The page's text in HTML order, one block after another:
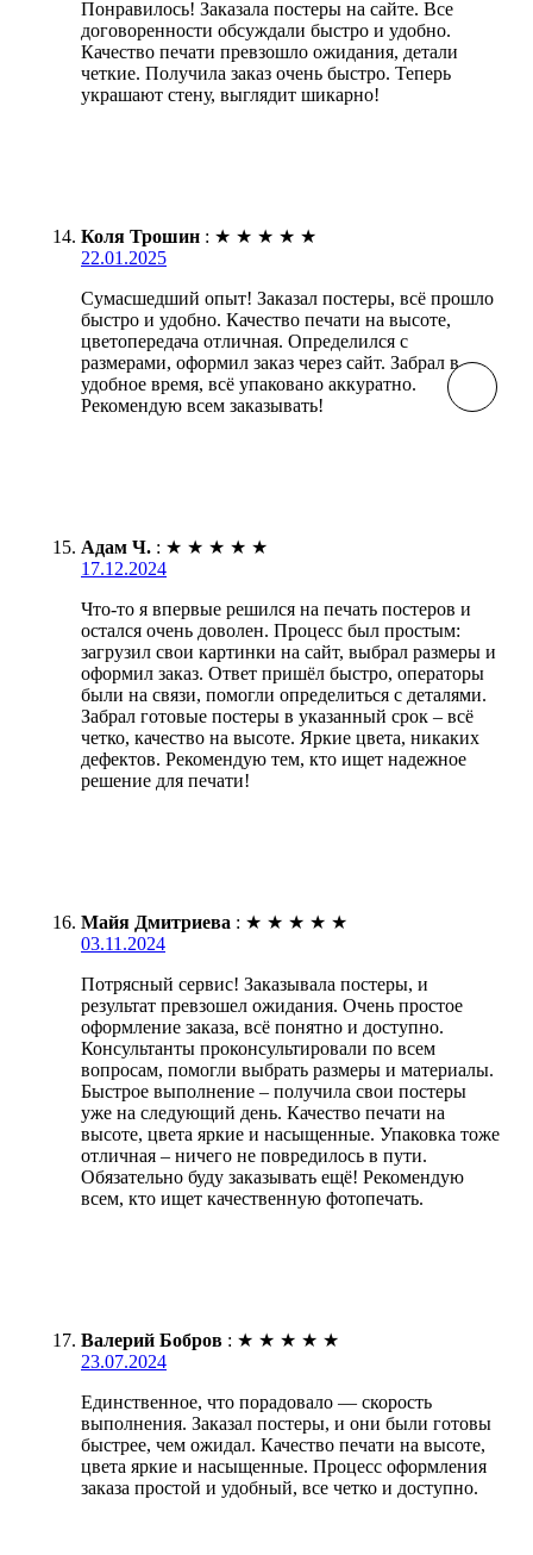
Понравилось! Заказала постеры на сайте. Все
договоренности обсуждали быстро и удобно.
Качество печати превзошло ожидания, детали
четкие. Получила заказ очень быстро. Теперь
украшают стену, выглядит шикарно!
Коля Трошин : ★ ★ ★ ★ ★
22.01.2025
Сумасшедший опыт! Заказал постеры, всё прошло
быстро и удобно. Качество печати на высоте,
цветопередача отличная. Определился с
размерами, оформил заказ через сайт. Забрал в
удобное время, всё упаковано аккуратно.
Рекомендую всем заказывать!
Адам Ч. : ★ ★ ★ ★ ★
17.12.2024
Что-то я впервые решился на печать постеров и
остался очень доволен. Процесс был простым:
загрузил свои картинки на сайт, выбрал размеры и
оформил заказ. Ответ пришёл быстро, операторы
были на связи, помогли определиться с деталями.
Забрал готовые постеры в указанный срок – всё
четко, качество на высоте. Яркие цвета, никаких
дефектов. Рекомендую тем, кто ищет надежное
решение для печати!
Майя Дмитриева : ★ ★ ★ ★ ★
03.11.2024
Потрясный сервис! Заказывала постеры, и
результат превзошел ожидания. Очень простое
оформление заказа, всё понятно и доступно.
Консультанты проконсультировали по всем
вопросам, помогли выбрать размеры и материалы.
Быстрое выполнение – получила свои постеры
уже на следующий день. Качество печати на
высоте, цвета яркие и насыщенные. Упаковка тоже
отличная – ничего не повредилось в пути.
Обязательно буду заказывать ещё! Рекомендую
всем, кто ищет качественную фотопечать.
Валерий Бобров : ★ ★ ★ ★ ★
23.07.2024
Единственное, что порадовало — скорость
выполнения. Заказал постеры, и они были готовы
быстрее, чем ожидал. Качество печати на высоте,
цвета яркие и насыщенные. Процесс оформления
заказа простой и удобный, все четко и доступно.